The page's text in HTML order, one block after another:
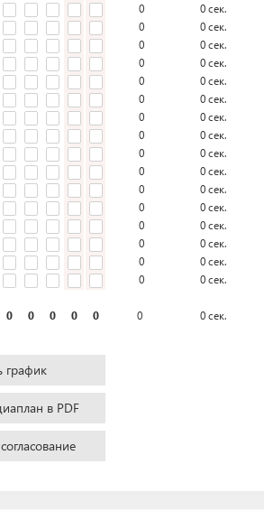
0 0сек.
0 0сек.
0 0сек.
0 0сек.
0 0сек.
0 0сек.
0 0сек.
0 0сек.
0 0сек.
0 0сек.
0 0сек.
0 0сек.
0 0сек.
0 0сек.
0 0сек.
0 0сек.
0 0 0 0 0 0 0сек.
график
в PDF